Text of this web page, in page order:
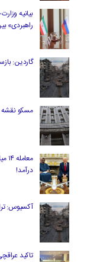
بیانیه
راهبردی»
گاردین:
مسکو نقشه
درآمد!
آکسیوس: ترامپ
تاکید